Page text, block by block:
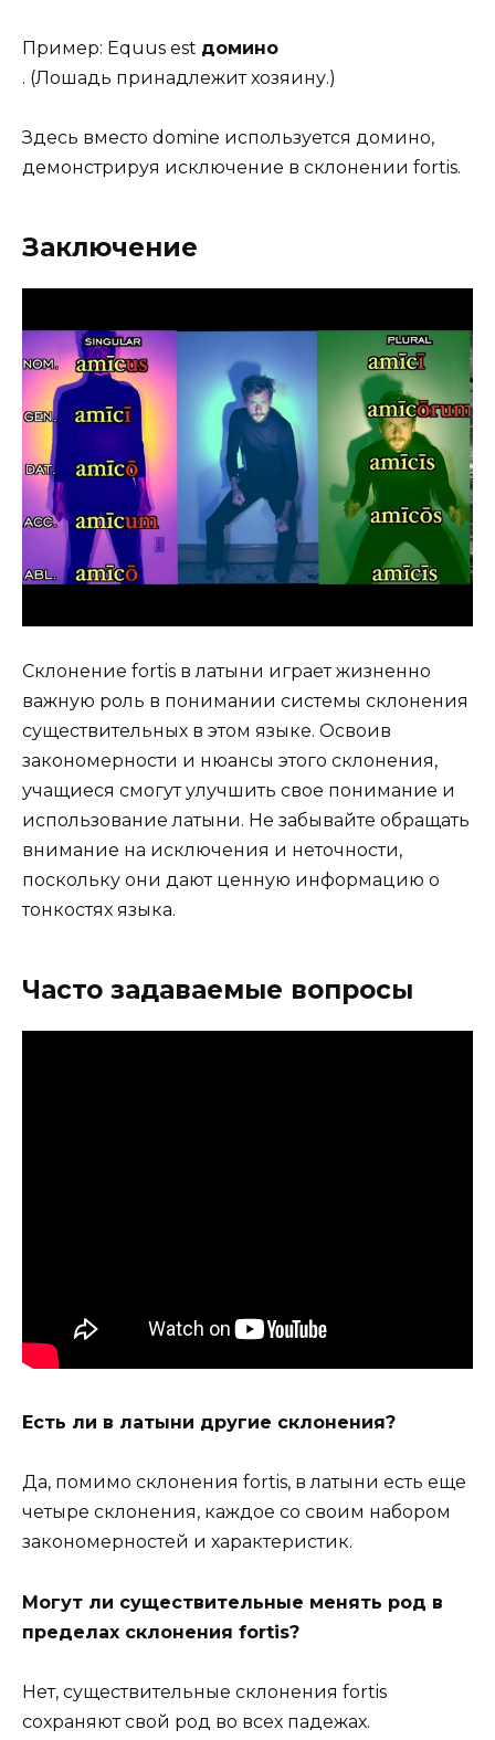
Пример: Equus est домино
. (Лошадь принадлежит хозяину.)
Здесь вместо domine используется домино,
демонстрируя исключение в склонении fortis.
Заключение
Склонение fortis в латыни играет жизненно
важную роль в понимании системы склонения
существительных в этом языке. Освоив
закономерности и нюансы этого склонения,
учащиеся смогут улучшить свое понимание и
использование латыни. Не забывайте обращать
внимание на исключения и неточности,
поскольку они дают ценную информацию о
тонкостях языка.
Часто задаваемые вопросы
Есть ли в латыни другие склонения?
Да, помимо склонения fortis, в латыни есть еще
четыре склонения, каждое со своим набором
закономерностей и характеристик.
Могут ли существительные менять род в
пределах склонения fortis?
Нет, существительные склонения fortis
сохраняют свой род во всех падежах.